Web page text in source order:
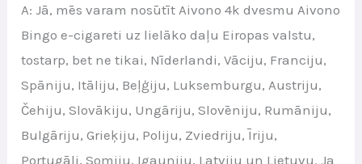
A: Jā, mēs varam nosūtīt Aivono 4k dvesmu Aivono
Bingo e-cigareti uz lielāko daļu Eiropas valstu,
tostarp, bet ne tikai, Nīderlandi, Vāciju, Franciju,
Spāniju, Itāliju, Beļģiju, Luksemburgu, Austriju,
Čehiju, Slovākiju, Ungāriju, Slovēniju, Rumāniju,
Bulgāriju, Grieķiju, Poliju, Zviedriju, Īriju,
Portugāli, Somiju, Igauniju, Latviju un Lietuvu. Ja